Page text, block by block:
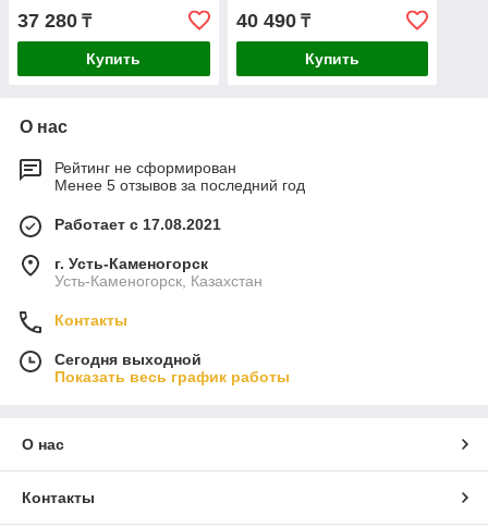
37 280 ₸
Купить
40 490₸
Купить
О нас
Рейтинг не сформирован
Менее 5 отзывов за последний год
Работает с 17.08.2021
г. Усть-Каменогорск
Усть-Каменогорск, Казахстан
Контакты
Сегодня выходной
Показать весь график работы
О нас
Контакты